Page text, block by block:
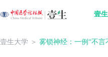
壹
壹生大学 ＞ 雾锁神经：一例“不